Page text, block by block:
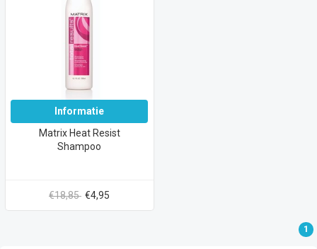
Informatie
Matrix Heat Resist
Shampoo
€18,85 €4,95
1